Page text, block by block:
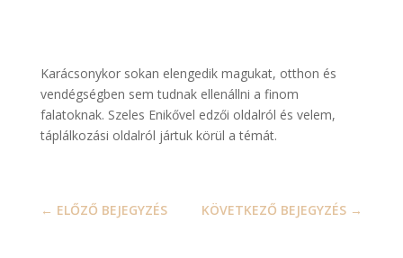
Karácsonykor sokan elengedik magukat, otthon és
vendégségben sem tudnak ellenállni a finom
falatoknak. Szeles Enikővel edzői oldalról és velem,
táplálkozási oldalról jártuk körül a témát.
← ELŐZŐ BEJEGYZÉS KÖVETKEZŐ BEJEGYZÉS →